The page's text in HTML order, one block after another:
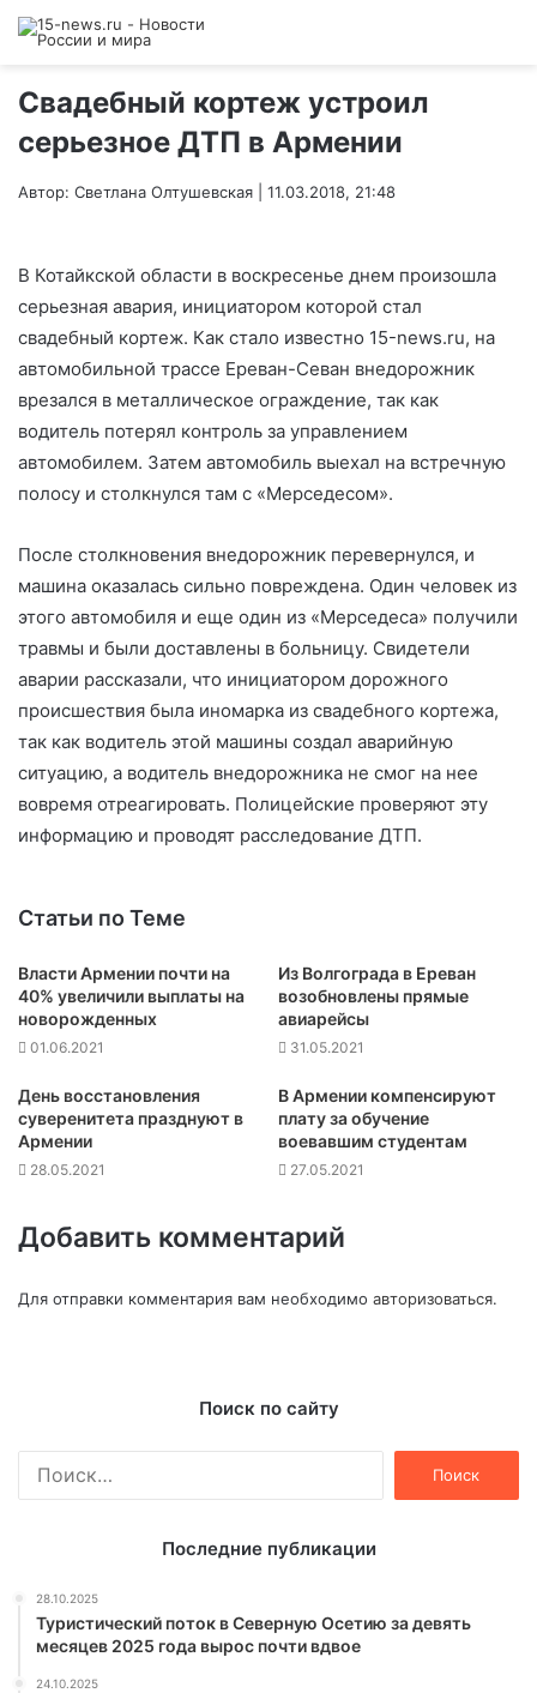
Свадебный кортеж устроил
серьезное ДТП в Армении
Автор: Светлана Олтушевская | 11.03.2018, 21:48
В Котайкской области в воскресенье днем произошла
серьезная авария, инициатором которой стал
свадебный кортеж. Как стало известно 15-news.ru, на
автомобильной трассе Ереван-Севан внедорожник
врезался в металлическое ограждение, так как
водитель потерял контроль за управлением
автомобилем. Затем автомобиль выехал на встречную
полосу и столкнулся там с «Мерседесом».
После столкновения внедорожник перевернулся, и
машина оказалась сильно повреждена. Один человек из
этого автомобиля и еще один из «Мерседеса» получили
травмы и были доставлены в больницу. Свидетели
аварии рассказали, что инициатором дорожного
происшествия была иномарка из свадебного кортежа,
так как водитель этой машины создал аварийную
ситуацию, а водитель внедорожника не смог на нее
вовремя отреагировать. Полицейские проверяют эту
информацию и проводят расследование ДТП.
Статьи по Теме
Власти Армении почти на
40% увеличили выплаты на
новорожденных
01.06.2021
Из Волгограда в Ереван
возобновлены прямые
авиарейсы
31.05.2021
День восстановления
суверенитета празднуют в
Армении
28.05.2021
В Армении компенсируют
плату за обучение
воевавшим студентам
27.05.2021
Добавить комментарий
Для отправки комментария вам необходимо авторизоваться.
Поиск по сайту
Последние публикации
28.10.2025
Туристический поток в Северную Осетию за девять
месяцев 2025 года вырос почти вдвое
24.10.2025